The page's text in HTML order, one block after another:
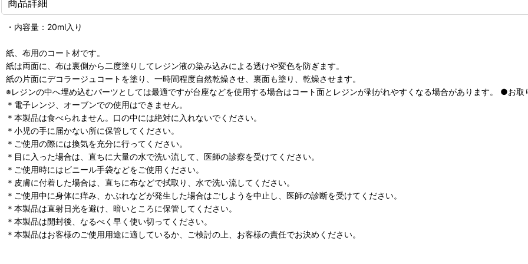
商品詳細
・内容量：20ml入り
紙、布用のコート材です。
紙は両面に、布は裏側から二度塗りしてレジン液の染み込みによる透けや変色を防ぎます。
紙の片面にデコラージュコートを塗り、一時間程度自然乾燥させ、裏面も塗り、乾燥させます。
※レジンの中へ埋め込むパーツとしては最適ですが台座などを使用する場合はコート面とレジンが剥がれやすくなる場合があります。 ●お
＊電子レンジ、オーブンでの使用はできません。
＊本製品は食べられません。口の中には絶対に入れないでください。
＊小児の手に届かない所に保管してください。
＊ご使用の際には換気を充分に行ってください。
＊目に入った場合は、直ちに大量の水で洗い流して、医師の診察を受けてください。
＊ご使用時にはビニール手袋などをご使用ください。
＊皮膚に付着した場合は、直ちに布などで拭取り、水で洗い流してください。
＊ご使用中に身体に痒み、かぶれなどが発生した場合はごしようを中止し、医師の診断を受けてください。
＊本製品は直射日光を避け、暗いところに保管してください。
＊本製品は開封後、なるべく早く使い切ってください。
＊本製品はお客様のご使用用途に適しているか、ご検討の上、お客様の責任でお決めください。